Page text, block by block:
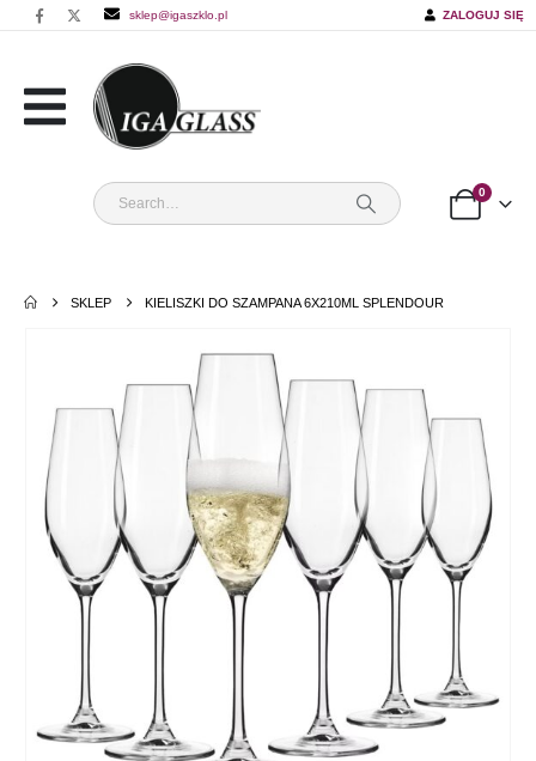
sklep@igaszklo.pl ZALOGUJ SIĘ
0
SKLEP KIELISZKI DO SZAMPANA 6X210ML SPLENDOUR